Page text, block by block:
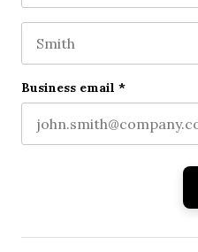
This field is for
Business email *